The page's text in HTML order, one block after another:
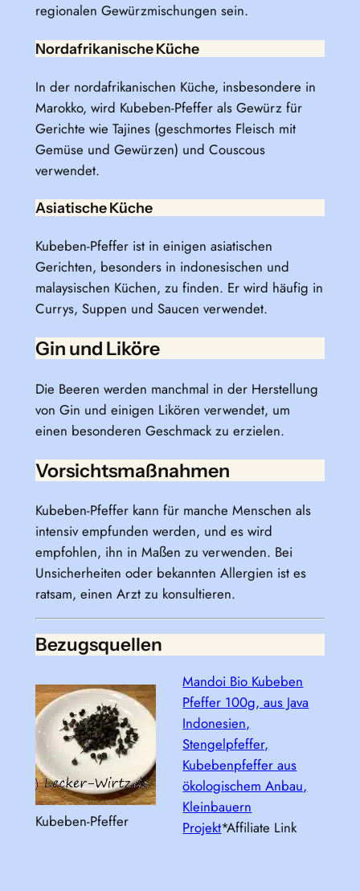
regionalen Gewürzmischungen sein.
Nordafrikanische Küche
In der nordafrikanischen Küche, insbesondere in
Marokko, wird Kubeben-Pfeffer als Gewürz für
Gerichte wie Tajines (geschmortes Fleisch mit
Gemüse und Gewürzen) und Couscous
verwendet.
Asiatische Küche
Kubeben-Pfeffer ist in einigen asiatischen
Gerichten, besonders in indonesischen und
malaysischen Küchen, zu finden. Er wird häufig in
Currys, Suppen und Saucen verwendet.
Gin und Liköre
Die Beeren werden manchmal in der Herstellung
von Gin und einigen Likören verwendet, um
einen besonderen Geschmack zu erzielen.
Vorsichtsmaßnahmen
Kubeben-Pfeffer kann für manche Menschen als
intensiv empfunden werden, und es wird
empfohlen, ihn in Maßen zu verwenden. Bei
Unsicherheiten oder bekannten Allergien ist es
ratsam, einen Arzt zu konsultieren.
Bezugsquellen
Kubeben-Pfeffer
Mandoi Bio Kubeben
Pfeffer 100g, aus Java
Indonesien,
Stengelpfeffer,
Kubebenpfeffer aus
ökologischem Anbau,
Kleinbauern
Projekt*Affiliate Link